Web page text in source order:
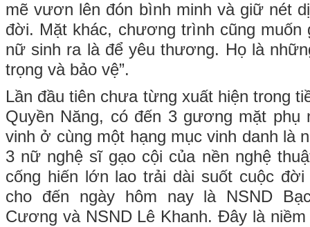
mẽ vươn lên đón bình minh và giữ nét
đời. Mặt khác, chương trình cũng muốn
nữ sinh ra là để yêu thương. Họ là
trọng và bảo vệ”.
Lần đầu tiên chưa từng xuất hiện trong
Quyền Năng, có đến 3 gương mặt
vinh ở cùng một hạng mục vinh danh là
3 nữ nghệ sĩ gạo cội của nền nghệ
cống hiến lớn lao trải dài suốt cuộc đời
cho đến ngày hôm nay là NSND
Cương và NSND Lê Khanh. Đây là